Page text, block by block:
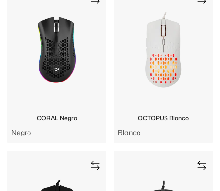
CORAL Negro
Negro
OCTOPUS Blanco
Blanco